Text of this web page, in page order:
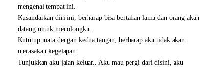
mengenal tempat ini.
Kusandarkan diri ini, berharap bisa bertahan lama dan orang akan
datang untuk menolongku.
Kututup mata dengan kedua tangan, berharap aku tidak akan
merasakan kegelapan.
Tunjukkan aku jalan keluar.. Aku mau pergi dari disini, aku